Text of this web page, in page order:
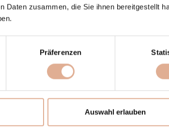
Daten zusammen, die Sie ihnen bereitgestellt
Präferenzen
Auswahl erlauben